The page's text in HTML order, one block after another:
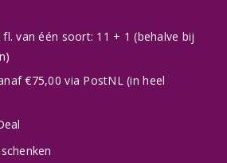
van één soort: 11 + 1 (behalve bij
€75,00 via PostNL (in heel